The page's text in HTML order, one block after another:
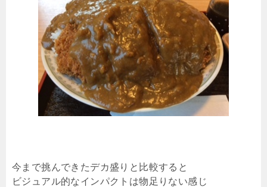
今まで挑んできたデカ盛りと比較すると
ビジュアル的なインパクトは物足りない感じ